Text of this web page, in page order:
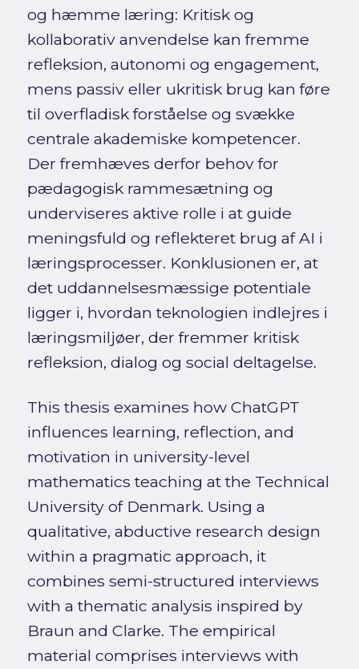
og hæmme læring: Kritisk og
kollaborativ anvendelse kan fremme
refleksion, autonomi og engagement,
mens passiv eller ukritisk brug kan føre
til overfladisk forståelse og svække
centrale akademiske kompetencer.
Der fremhæves derfor behov for
pædagogisk rammesætning og
underviseres aktive rolle i at guide
meningsfuld og reflekteret brug af AI i
læringsprocesser. Konklusionen er, at
det uddannelsesmæssige potentiale
ligger i, hvordan teknologien indlejres i
læringsmiljøer, der fremmer kritisk
refleksion, dialog og social deltagelse.
This thesis examines how ChatGPT
influences learning, reflection, and
motivation in university-level
mathematics teaching at the Technical
University of Denmark. Using a
qualitative, abductive research design
within a pragmatic approach, it
combines semi-structured interviews
with a thematic analysis inspired by
Braun and Clarke. The empirical
material comprises interviews with